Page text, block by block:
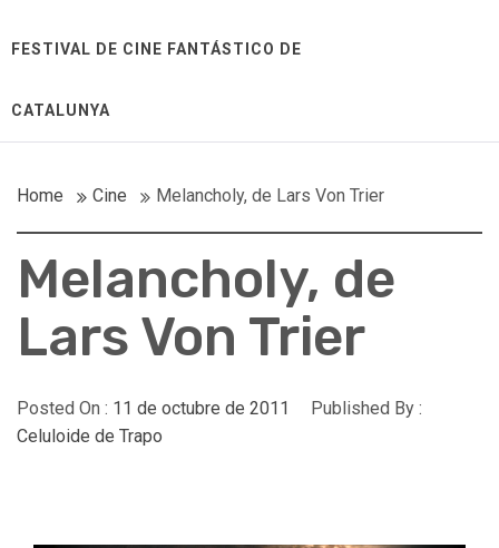
FESTIVAL DE CINE FANTÁSTICO DE
CATALUNYA
Home Cine Melancholy, de Lars Von Trier
Melancholy, de
Lars Von Trier
Posted On : 11 de octubre de 2011
Published By :
Celuloide de Trapo